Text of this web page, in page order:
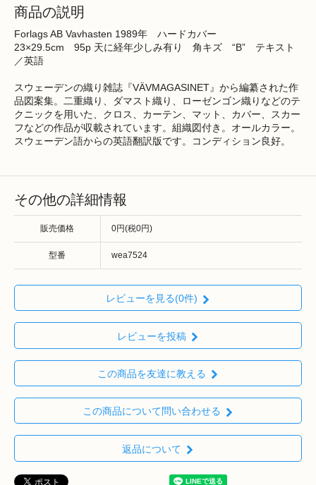
商品の説明
Forlags AB Vavhasten 1989年 ハードカバー
23×29.5cm 95p 天に経年少しみ有り 角キズ “B” テキスト
／英語
スウェーデンの織り雑誌『VÄVMAGASINET』から編纂された作
品図案集。二重織り、ダマスト織り、ローゼンゴン織りなどのテ
クニックを用いた、クロス、カーテン、マット、カバー、スカー
フなどの作品が収載されています。組織図付き。オールカラー。
スウェーデン語からの英語翻訳版です。コンディション良好。
その他の詳細情報
販売価格 0円(税0円)
型番 wea7524
レビューを見る(0件)
レビューを投稿
この商品を友達に教える
この商品について問い合わせる
返品について